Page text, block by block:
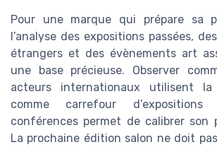
Pour une marque qui prépare sa
l’analyse des expositions passées,
étrangers et des évènements art
une base précieuse. Observer
acteurs internationaux utilisent
comme carrefour
conférences permet de calibrer son
La prochaine édition salon ne doit